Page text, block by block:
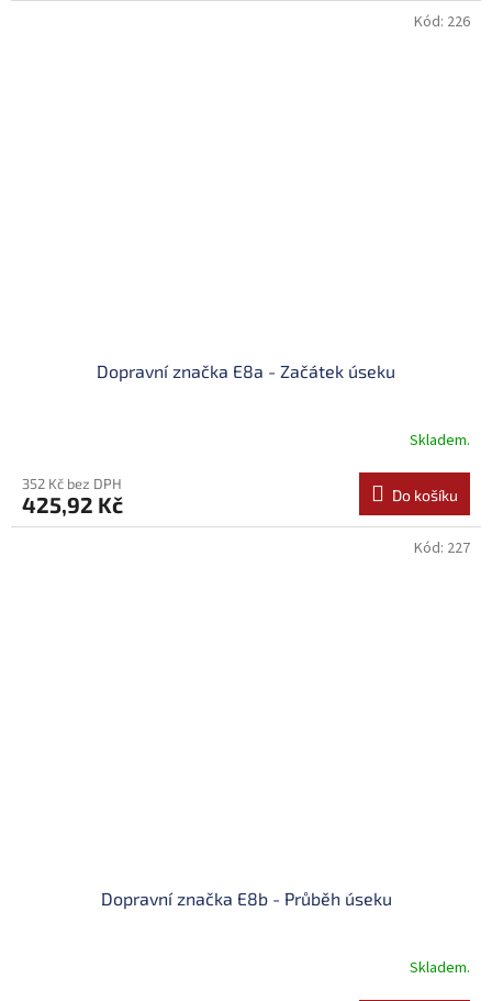
Dopravní značka E8a - Začátek úseku
Skladem.
352 Kč bez DPH
425,92 Kč Do košíku
Kód: 226
Dopravní značka E8b - Průběh úseku
Skladem.
Kód: 227